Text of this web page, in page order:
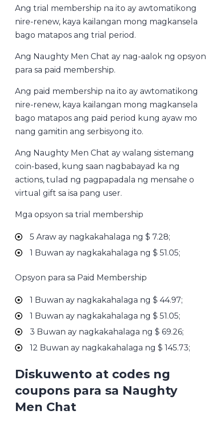
Ang trial membership na ito ay awtomatikong
nire-renew, kaya kailangan mong magkansela
bago matapos ang trial period.
Ang Naughty Men Chat ay nag-aalok ng opsyon
para sa paid membership.
Ang paid membership na ito ay awtomatikong
nire-renew, kaya kailangan mong magkansela
bago matapos ang paid period kung ayaw mo
nang gamitin ang serbisyong ito.
Ang Naughty Men Chat ay walang sistemang
coin-based, kung saan nagbabayad ka ng
actions, tulad ng pagpapadala ng mensahe o
virtual gift sa isa pang user.
Mga opsyon sa trial membership
5 Araw ay nagkakahalaga ng $ 7.28;
1 Buwan ay nagkakahalaga ng $ 51.05;
Opsyon para sa Paid Membership
1 Buwan ay nagkakahalaga ng $ 44.97;
1 Buwan ay nagkakahalaga ng $ 51.05;
3 Buwan ay nagkakahalaga ng $ 69.26;
12 Buwan ay nagkakahalaga ng $ 145.73;
Diskuwento at codes ng
coupons para sa Naughty
Men Chat